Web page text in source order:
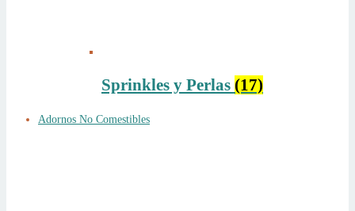
Sprinkles y Perlas (17)
Adornos No Comestibles